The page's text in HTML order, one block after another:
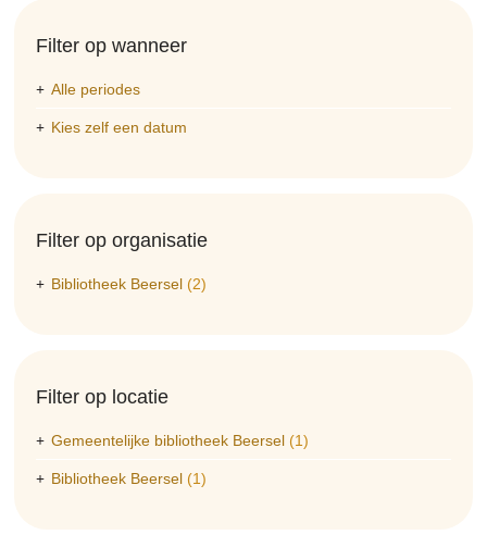
Filter op wanneer
Alle periodes
Kies zelf een datum
Filter op organisatie
Bibliotheek Beersel (2)
Filter op locatie
Gemeentelijke bibliotheek Beersel (1)
Bibliotheek Beersel (1)